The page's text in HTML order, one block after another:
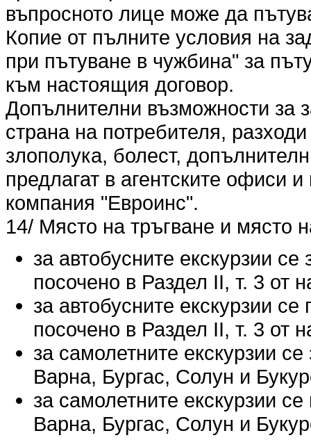
въпросното лице може да
Копие от пълните условия на
при пътуване в чужбина" за
към настоящия договор.
Допълнителни възможности за
страна на потребителя,
злополука, болест,
предлагат в агентските офиси
компания "Евроинс".
14/ Място на тръгване и място
за автобусните екскурзии
посочено в Раздел ІІ, т. 3 от
за автобусните екскурзии
посочено в Раздел ІІ, т. 3 от
за самолетните екскурзии
Варна, Бургас, Солун и
за самолетните екскурзии
Варна, Бургас, Солун и